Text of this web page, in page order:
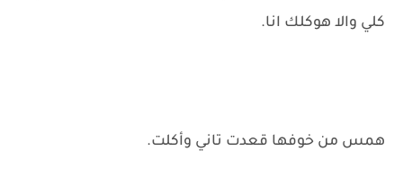
كلي والا هوكلك انا.
همس من خوفها قعدت تاني وأكلت.